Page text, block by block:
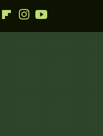
FacebookFlipboardInstagram